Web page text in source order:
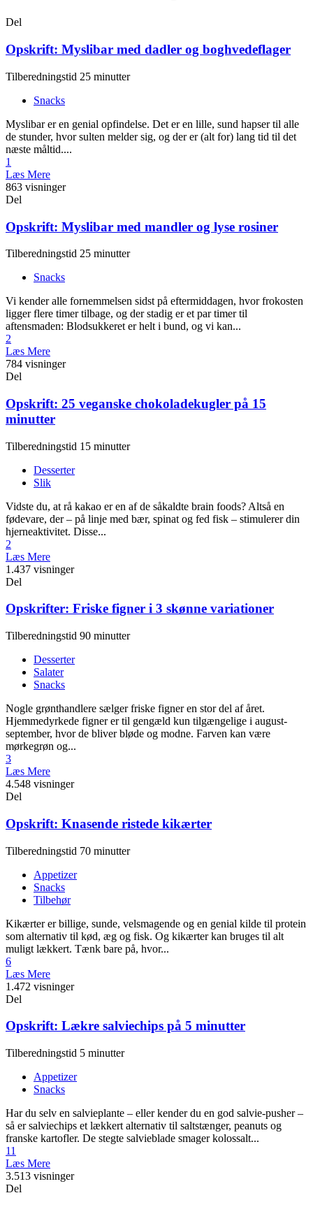
Del
Opskrift: Myslibar med dadler og boghvedeflager
Tilberedningstid 25 minutter
Snacks
Myslibar er en genial opfindelse. Det er en lille, sund hapser til alle
de stunder, hvor sulten melder sig, og der er (alt for) lang tid til det
næste måltid....
1
Læs Mere
863 visninger
Del
Opskrift: Myslibar med mandler og lyse rosiner
Tilberedningstid 25 minutter
Snacks
Vi kender alle fornemmelsen sidst på eftermiddagen, hvor frokosten
ligger flere timer tilbage, og der stadig er et par timer til
aftensmaden: Blodsukkeret er helt i bund, og vi kan...
2
Læs Mere
784 visninger
Del
Opskrift: 25 veganske chokoladekugler på 15
minutter
Tilberedningstid 15 minutter
Desserter
Slik
Vidste du, at rå kakao er en af de såkaldte brain foods? Altså en
fødevare, der – på linje med bær, spinat og fed fisk – stimulerer din
hjerneaktivitet. Disse...
2
Læs Mere
1.437 visninger
Del
Opskrifter: Friske figner i 3 skønne variationer
Tilberedningstid 90 minutter
Desserter
Salater
Snacks
Nogle grønthandlere sælger friske figner en stor del af året.
Hjemmedyrkede figner er til gengæld kun tilgængelige i august-
september, hvor de bliver bløde og modne. Farven kan være
mørkegrøn og...
3
Læs Mere
4.548 visninger
Del
Opskrift: Knasende ristede kikærter
Tilberedningstid 70 minutter
Appetizer
Snacks
Tilbehør
Kikærter er billige, sunde, velsmagende og en genial kilde til protein
som alternativ til kød, æg og fisk. Og kikærter kan bruges til alt
muligt lækkert. Tænk bare på, hvor...
6
Læs Mere
1.472 visninger
Del
Opskrift: Lækre salviechips på 5 minutter
Tilberedningstid 5 minutter
Appetizer
Snacks
Har du selv en salvieplante – eller kender du en god salvie-pusher –
så er salviechips et lækkert alternativ til saltstænger, peanuts og
franske kartofler. De stegte salvieblade smager kolossalt...
11
Læs Mere
3.513 visninger
Del